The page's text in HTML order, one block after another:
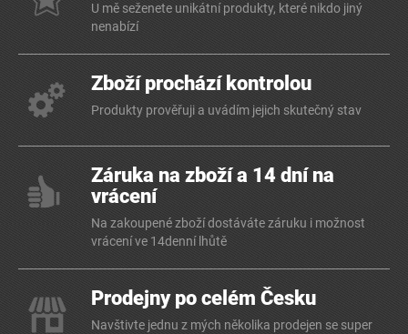
U mě seženete unikátní produkty, které nikdo jiný
nenabízí
Zboží prochází kontrolou
Produkty prověřuji a uvádím jejich skutečný stav
Záruka na zboží a 14 dní na
vrácení
Na zakoupené zboží dostáváte záruku i možnost
vrácení ve 14denní lhůtě
Prodejny po celém Česku
Navštivte jednu z mých několika prodejen se super